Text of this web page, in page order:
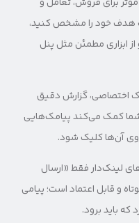
هدف خود را مشخص کنید،
ابزاری مطمئن مثل پنل
اختصاصی، گزارش دقیق
شما کمک می‌کند پیامک‌هایی
روی آن‌ها کلیک شود.
لینک‌دار فقط «ارسال
و قابل اعتماد است؛ پیامی
باید برود.